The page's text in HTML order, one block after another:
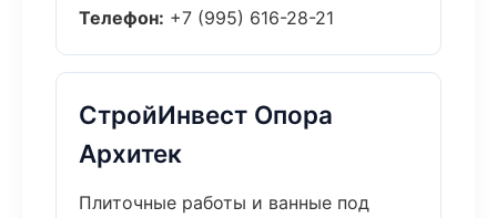
Телефон: +7 (995) 616-28-21
СтройИнвест Опора
Архитек
Плиточные работы и ванные под